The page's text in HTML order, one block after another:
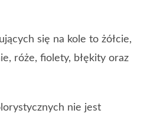
się na kole to żółcie,
róże, fiolety, błękity oraz
nie jest